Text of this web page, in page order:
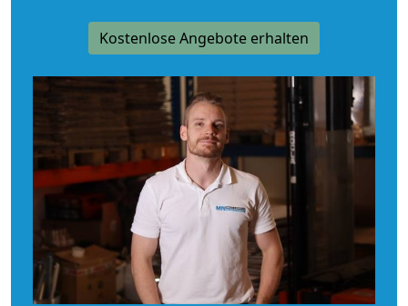
Kostenlose Angebote erhalten